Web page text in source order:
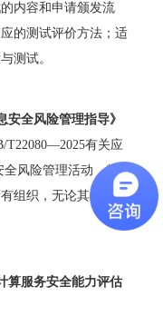
内容和申请颁发流
的测试评价方法；适
测试。
安全风险管理指导》
T22080—2025有关应
全风险管理活动，特别
组织，无论其类型、
算服务安全能力评估